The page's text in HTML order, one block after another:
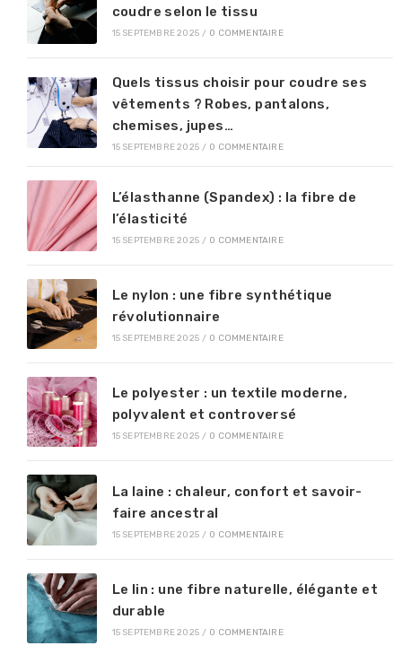
coudre selon le tissu
15 SEPTEMBRE 2025 / 0 COMMENTAIRE
Quels tissus choisir pour coudre ses
vêtements ? Robes, pantalons,
chemises, jupes…
15 SEPTEMBRE 2025 / 0 COMMENTAIRE
L’élasthanne (Spandex) : la fibre de
l’élasticité
15 SEPTEMBRE 2025 / 0 COMMENTAIRE
Le nylon : une fibre synthétique
révolutionnaire
15 SEPTEMBRE 2025 / 0 COMMENTAIRE
Le polyester : un textile moderne,
polyvalent et controversé
15 SEPTEMBRE 2025 / 0 COMMENTAIRE
La laine : chaleur, confort et savoir-
faire ancestral
15 SEPTEMBRE 2025 / 0 COMMENTAIRE
Le lin : une fibre naturelle, élégante et
durable
15 SEPTEMBRE 2025 / 0 COMMENTAIRE